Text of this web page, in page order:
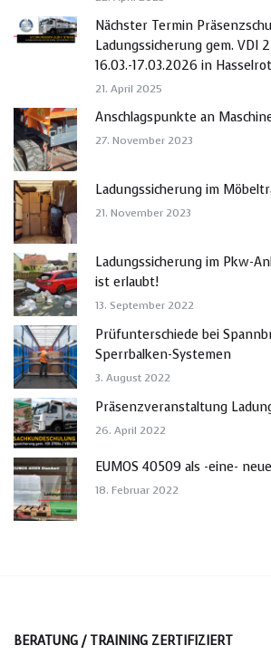
Nächster Termin
Ladungssicherung gem. VDI
16.03.-17.03.2026 in
21. April 2025
Anschlagspunkte an
27. November 2023
Ladungssicherung im
21. November 2023
Ladungssicherung im Pkw-
ist erlaubt!
13. September 2022
Prüfunterschiede bei
Sperrbalken-Systemen
3. August 2022
Präsenzveranstaltung
26. April 2022
EUMOS 40509 als -eine-
18. Februar 2022
BERATUNG / TRAINING ZERTIFIZIERT